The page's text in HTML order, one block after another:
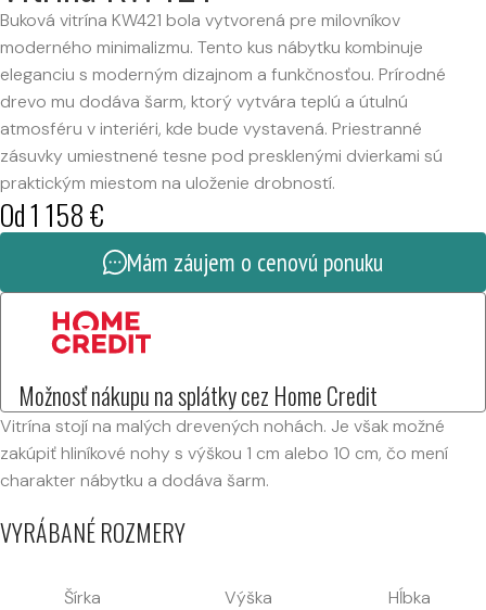
Buková vitrína KW421 bola vytvorená pre milovníkov
moderného minimalizmu. Tento kus nábytku kombinuje
eleganciu s moderným dizajnom a funkčnosťou. Prírodné
drevo mu dodáva šarm, ktorý vytvára teplú a útulnú
atmosféru v interiéri, kde bude vystavená. Priestranné
zásuvky umiestnené tesne pod presklenými dvierkami sú
praktickým miestom na uloženie drobností.
Od1 158€
Mám záujem o cenovú ponuku
Možnosť nákupu na splátky cez Home Credit
Vitrína stojí na malých drevených nohách. Je však možné
zakúpiť hliníkové nohy s výškou 1 cm alebo 10 cm, čo mení
charakter nábytku a dodáva šarm.
VYRÁBANÉ ROZMERY
Šírka Výška Hĺbka